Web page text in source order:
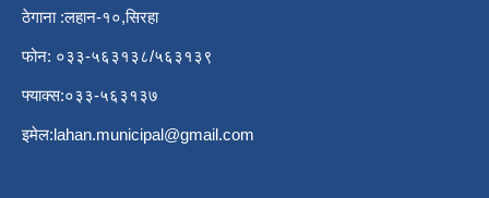
ठेगाना :लहान-१०,सिरहा
फोन: ०३३-५६३१३८/५६३१३९
फ्याक्स:०३३-५६३१३७
इमेल:lahan.municipal@gmail.com